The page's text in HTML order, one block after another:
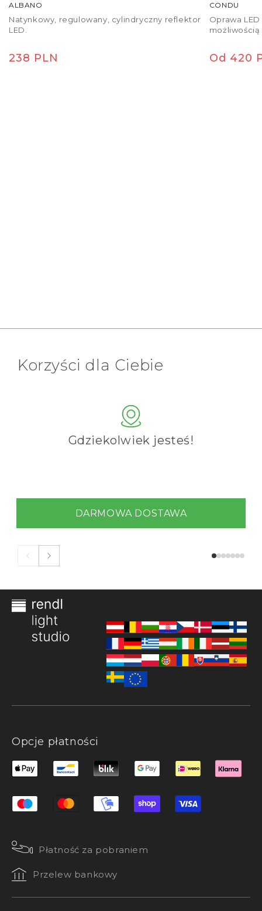
ALBANO
Natynkowy, regulowany, cylindryczny reflektor
LED.
Cena regularna
238 PLN
CONDU
Oprawa
możliwością
Cena
Od 420
Korzyści dla Ciebie
Gdziekolwiek jesteś!
DARMOWA DOSTAWA
Opcje płatności
Płatność za pobraniem
Przelew bankowy